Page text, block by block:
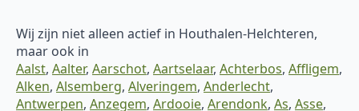
Wij zijn niet alleen actief in Houthalen-Helchteren,
maar ook in
Aalst, Aalter, Aarschot, Aartselaar, Achterbos, Affligem,
Alken, Alsemberg, Alveringem, Anderlecht,
Antwerpen, Anzegem, Ardooie, Arendonk, As, Asse,